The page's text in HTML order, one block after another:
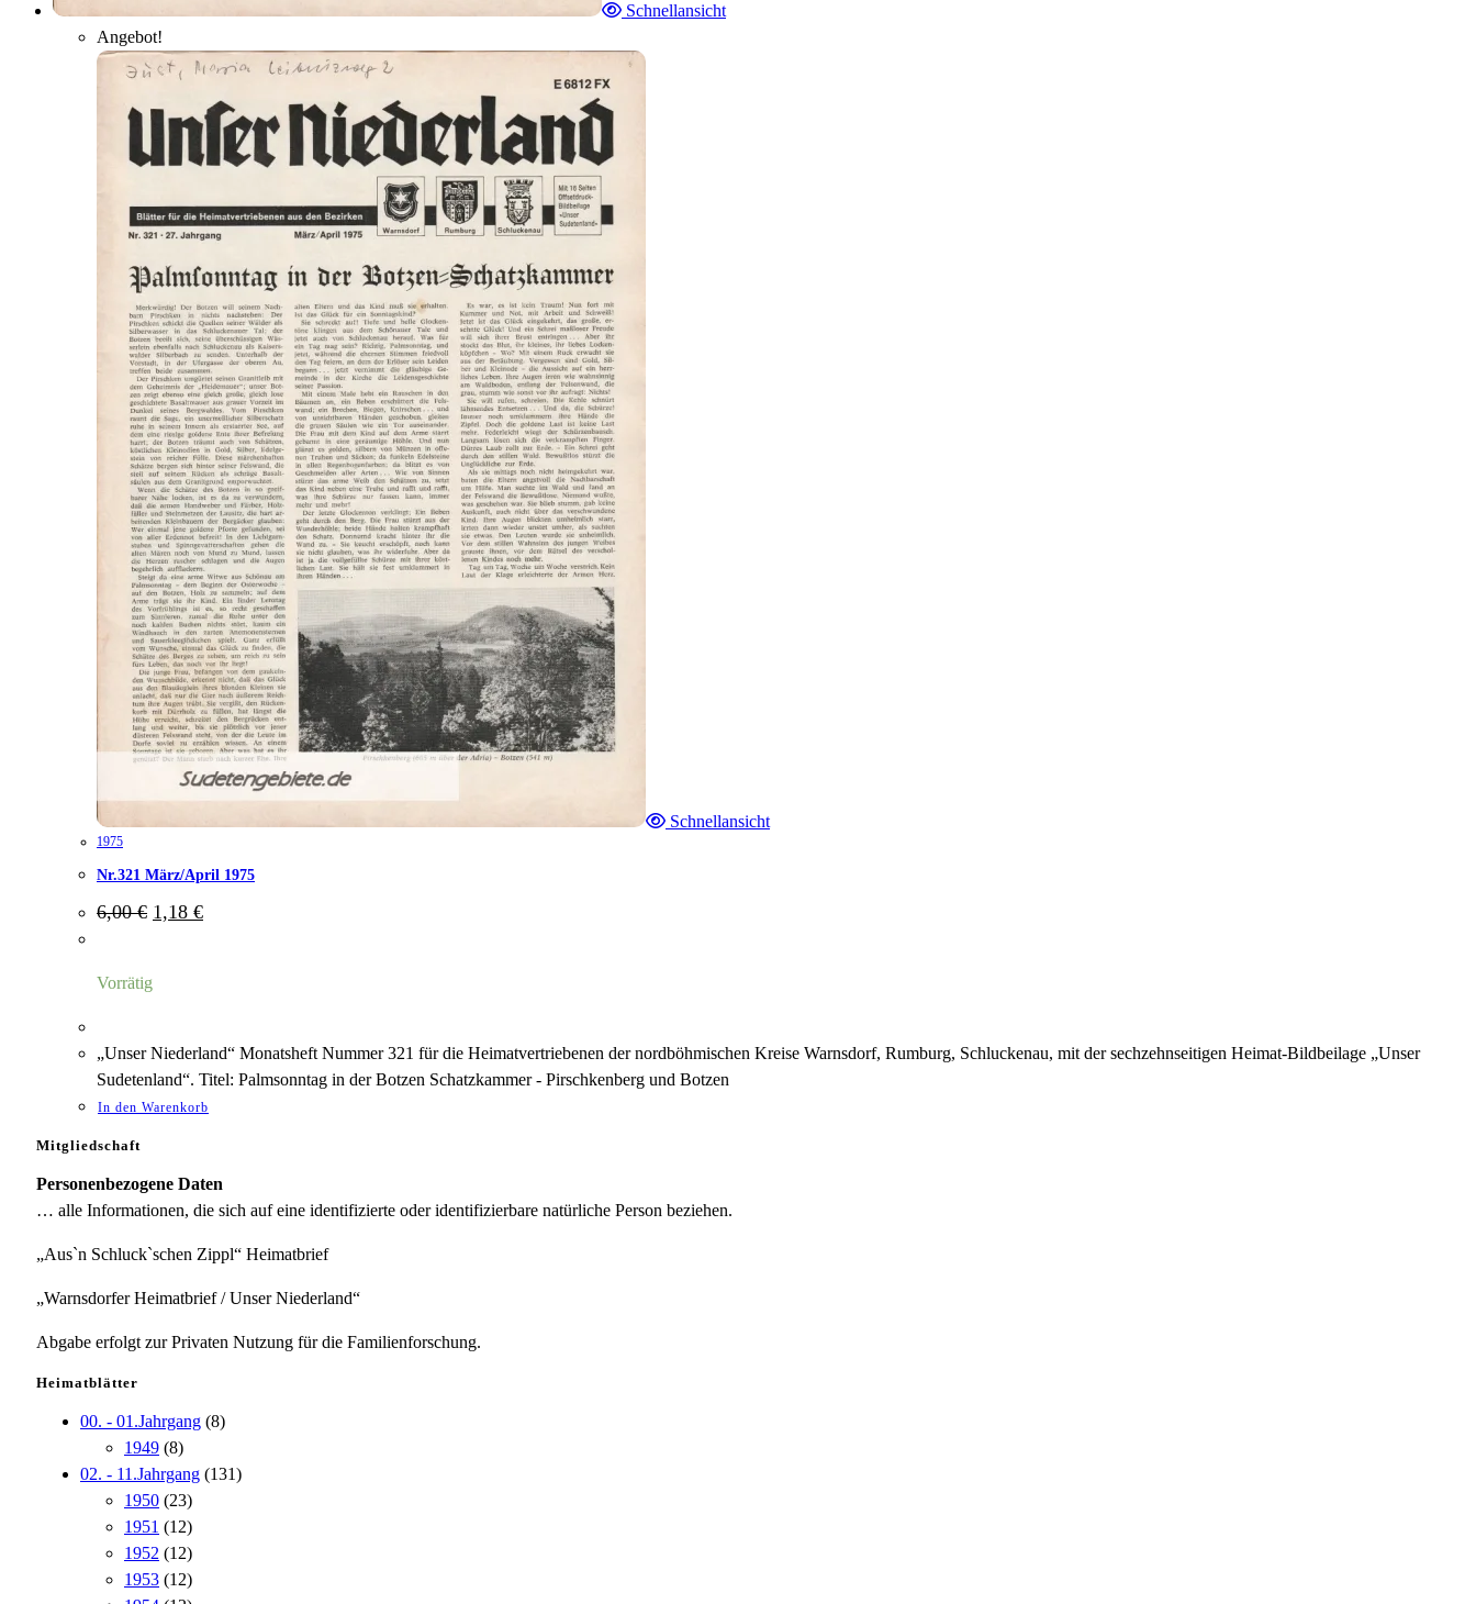
Schnellansicht
Angebot!
Schnellansicht
1975
Nr.321 März/April 1975
6,00€ Ursprünglicher
Preis
1,18 €Aktueller
Preis
Vorrätig
„Unser Niederland“ Monatsheft Nummer 321 für die Heimatvertriebenen der nordböhmischen Kreise Warnsdorf, Rumburg, Schluckenau, mit der sechzehnseitigen Heimat-Bildbeilage „Unser
Sudetenland“. Titel: Palmsonntag in der Botzen Schatzkammer - Pirschkenberg und Botzen
In den Warenkorb
Mitgliedschaft
Personenbezogene Daten
… alle Informationen, die sich auf eine identifizierte oder identifizierbare natürliche Person beziehen.
„Aus`n Schluck`schen Zippl“ Heimatbrief
„Warnsdorfer Heimatbrief / Unser Niederland“
Abgabe erfolgt zur Privaten Nutzung für die Familienforschung.
Heimatblätter
00. - 01.Jahrgang (8)
1949 (8)
02. - 11.Jahrgang (131)
1950 (23)
1951 (12)
1952 (12)
1953 (12)